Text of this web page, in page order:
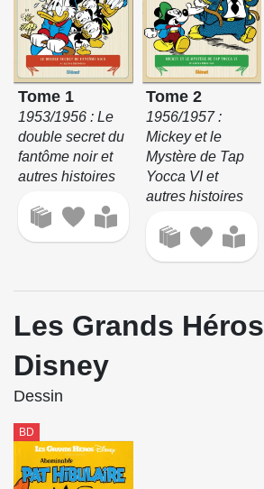
Tome 1
1953/1956 : Le
double secret du
fantôme noir et
autres histoires
Tome 2
1956/1957 :
Mickey et le
Mystère de Tap
Yocca VI et
autres histoires
Les Grands Héros
Disney
Dessin
BD